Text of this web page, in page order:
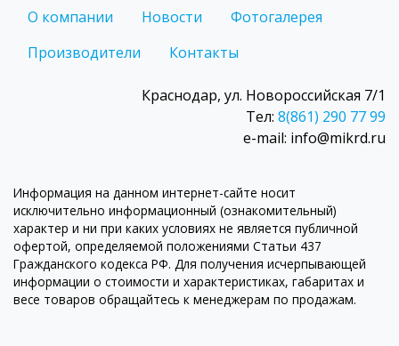
О компании Новости
Фотогалерея
Производители
Контакты
Краснодар, ул. Новороссийская 7/1
Тел: 8(861) 290 77 99
e-mail: info@mikrd.ru
Информация на данном интернет-сайте носит
исключительно информационный (ознакомительный)
характер и ни при каких условиях не является публичной
офертой, определяемой положениями Статьи 437
Гражданского кодекса РФ. Для получения исчерпывающей
информации о стоимости и характеристиках, габаритах и
весе товаров обращайтесь к менеджерам по продажам.